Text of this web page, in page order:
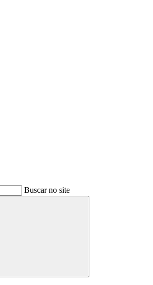
Buscar no site
Buscar